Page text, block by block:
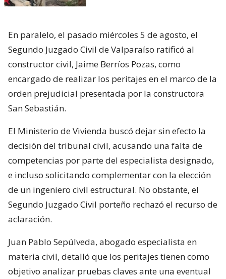
En paralelo, el pasado miércoles 5 de agosto, el
Segundo Juzgado Civil de Valparaíso ratificó al
constructor civil, Jaime Berríos Pozas, como
encargado de realizar los peritajes en el marco de la
orden prejudicial presentada por la constructora
San Sebastián.
El Ministerio de Vivienda buscó dejar sin efecto la
decisión del tribunal civil, acusando una falta de
competencias por parte del especialista designado,
e incluso solicitando complementar con la elección
de un ingeniero civil estructural. No obstante, el
Segundo Juzgado Civil porteño rechazó el recurso de
aclaración.
Juan Pablo Sepúlveda, abogado especialista en
materia civil, detalló que los peritajes tienen como
objetivo analizar pruebas claves ante una eventual